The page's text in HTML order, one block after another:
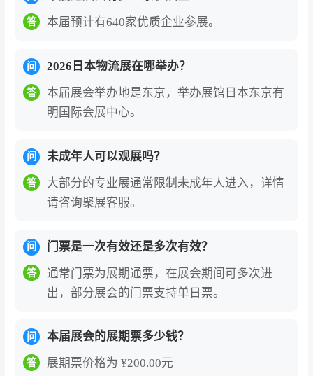
答 本届预计有640家优质企业参展。
问 2026日本物流展在哪举办？
答
本届展会举办地是东京，举办展馆日本东京有
明国际会展中心。
问 未成年人可以观展吗？
答
大部分的专业展通常限制未成年人进入，详情
请咨询聚展客服。
问 门票是一次有效还是多次有效？
答
通常门票为展期通票，在展会期间可多次进
出，部分展会的门票支持单日票。
问 本届展会的展期票多少钱？
答 展期票价格为 ¥200.00元